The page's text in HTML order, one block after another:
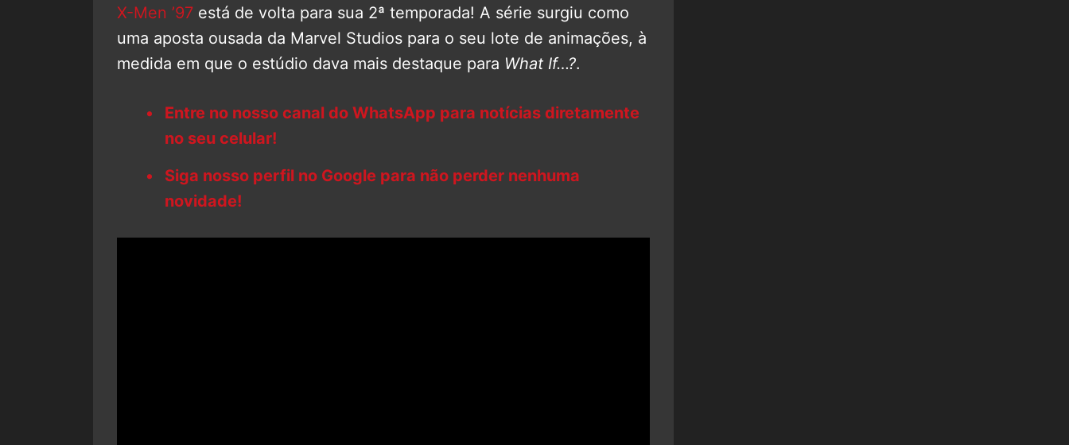
X-Men ’97 está de volta para sua 2ª temporada! A série surgiu como
uma aposta ousada da Marvel Studios para o seu lote de animações, à
medida em que o estúdio dava mais destaque para What If…?.
Entre no nosso canal do WhatsApp para notícias diretamente
no seu celular!
Siga nosso perfil no Google para não perder nenhuma
novidade!